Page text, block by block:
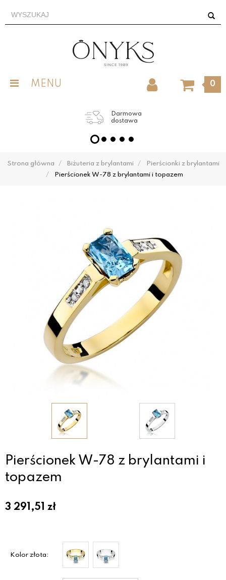
MENU 0
Darmowa
dostawa
Strona główna Biżuteria z brylantami
Pierścionki z brylantami
Pierścionek W-78 z brylantami i topazem
Pierścionek W-78 z brylantami i
topazem
3 291,51 zł
Kolor złota: